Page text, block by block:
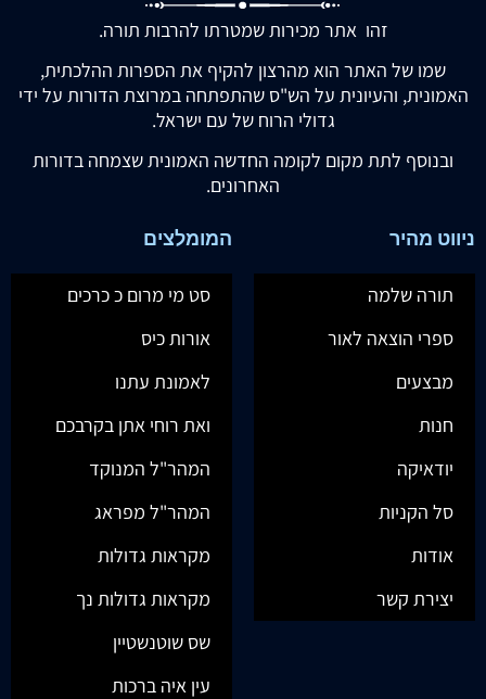
₪103.00
₪103.00
103.00
שוטינשטין עבודה זרה א
גדול
₪130.00